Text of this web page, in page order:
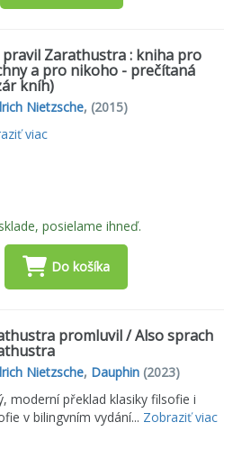
pravil Zarathustra : kniha pro
a pro nikoho - prečítaná
kníh)
Nietzsche, (2015)
viac
posielame ihneď.
Do košíka
promluvil / Also sprach
Nietzsche, Dauphin (2023)
moderní překlad klasiky filsofie i
v bilingvním vydání... Zobraziť viac